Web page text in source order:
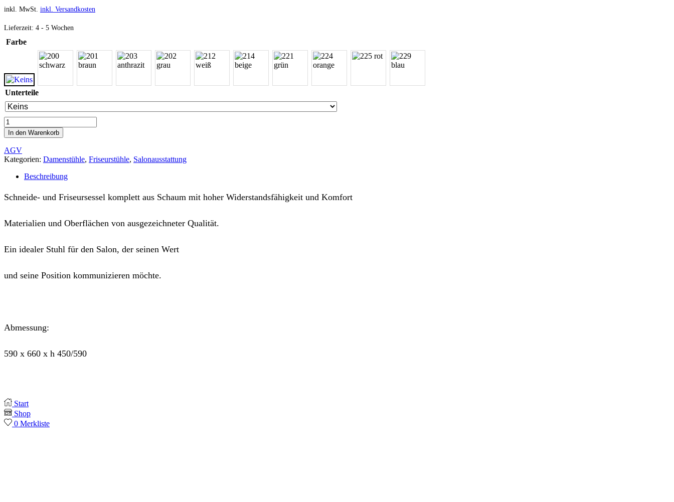
inkl. MwSt. inkl. Versandkosten
Lieferzeit: 4 - 5 Wochen
Farbe
Unterteile
In den Warenkorb
AGV
Kategorien: Damenstühle, Friseurstühle, Salonausstattung
Beschreibung
Schneide- und Friseursessel komplett aus Schaum mit hoher Widerstandsfähigkeit und Komfort
Materialien und Oberflächen von ausgezeichneter Qualität.
Ein idealer Stuhl für den Salon, der seinen Wert
und seine Position kommunizieren möchte.
Abmessung:
590 x 660 x h 450/590
Start
Shop
0 Merkliste